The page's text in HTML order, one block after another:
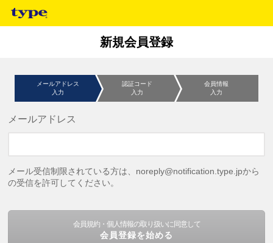
新規会員登録
メールアドレス
入力
認証コード
入力
会員情報
入力
メールアドレス
メール受信制限されている方は、noreply@notification.type.jpから
の受信を許可してください。
会員規約・個人情報の取り扱いに同意して
会員登録を始める